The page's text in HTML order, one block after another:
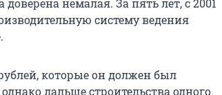
немалая. За пять лет, с 2001
систему ведения
которые он должен был
дальше строительства одного